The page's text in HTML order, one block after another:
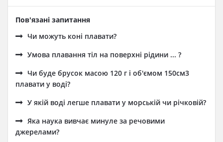
Пов'язані запитання
Чи можуть коні плавати?
Умова плавання тіл на поверхні рідини ... ?
Чи буде брусок масою 120 г і об'ємом 150см3
плавати у воді?
У якій воді легше плавати у морській чи річковій?
Яка наука вивчає минуле за речовими
джерелами?